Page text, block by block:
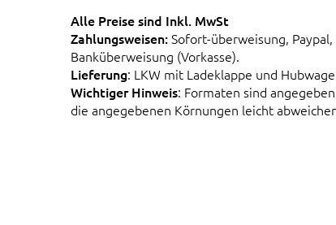
Alle Preise sind Inkl. MwSt
Zahlungsweisen:Sofort-überweisung,
Banküberweisung (Vorkasse).
Lieferung: LKW mit Ladeklappe und
Wichtiger Hinweis: Formaten sind
die angegebenen Körnungen leicht